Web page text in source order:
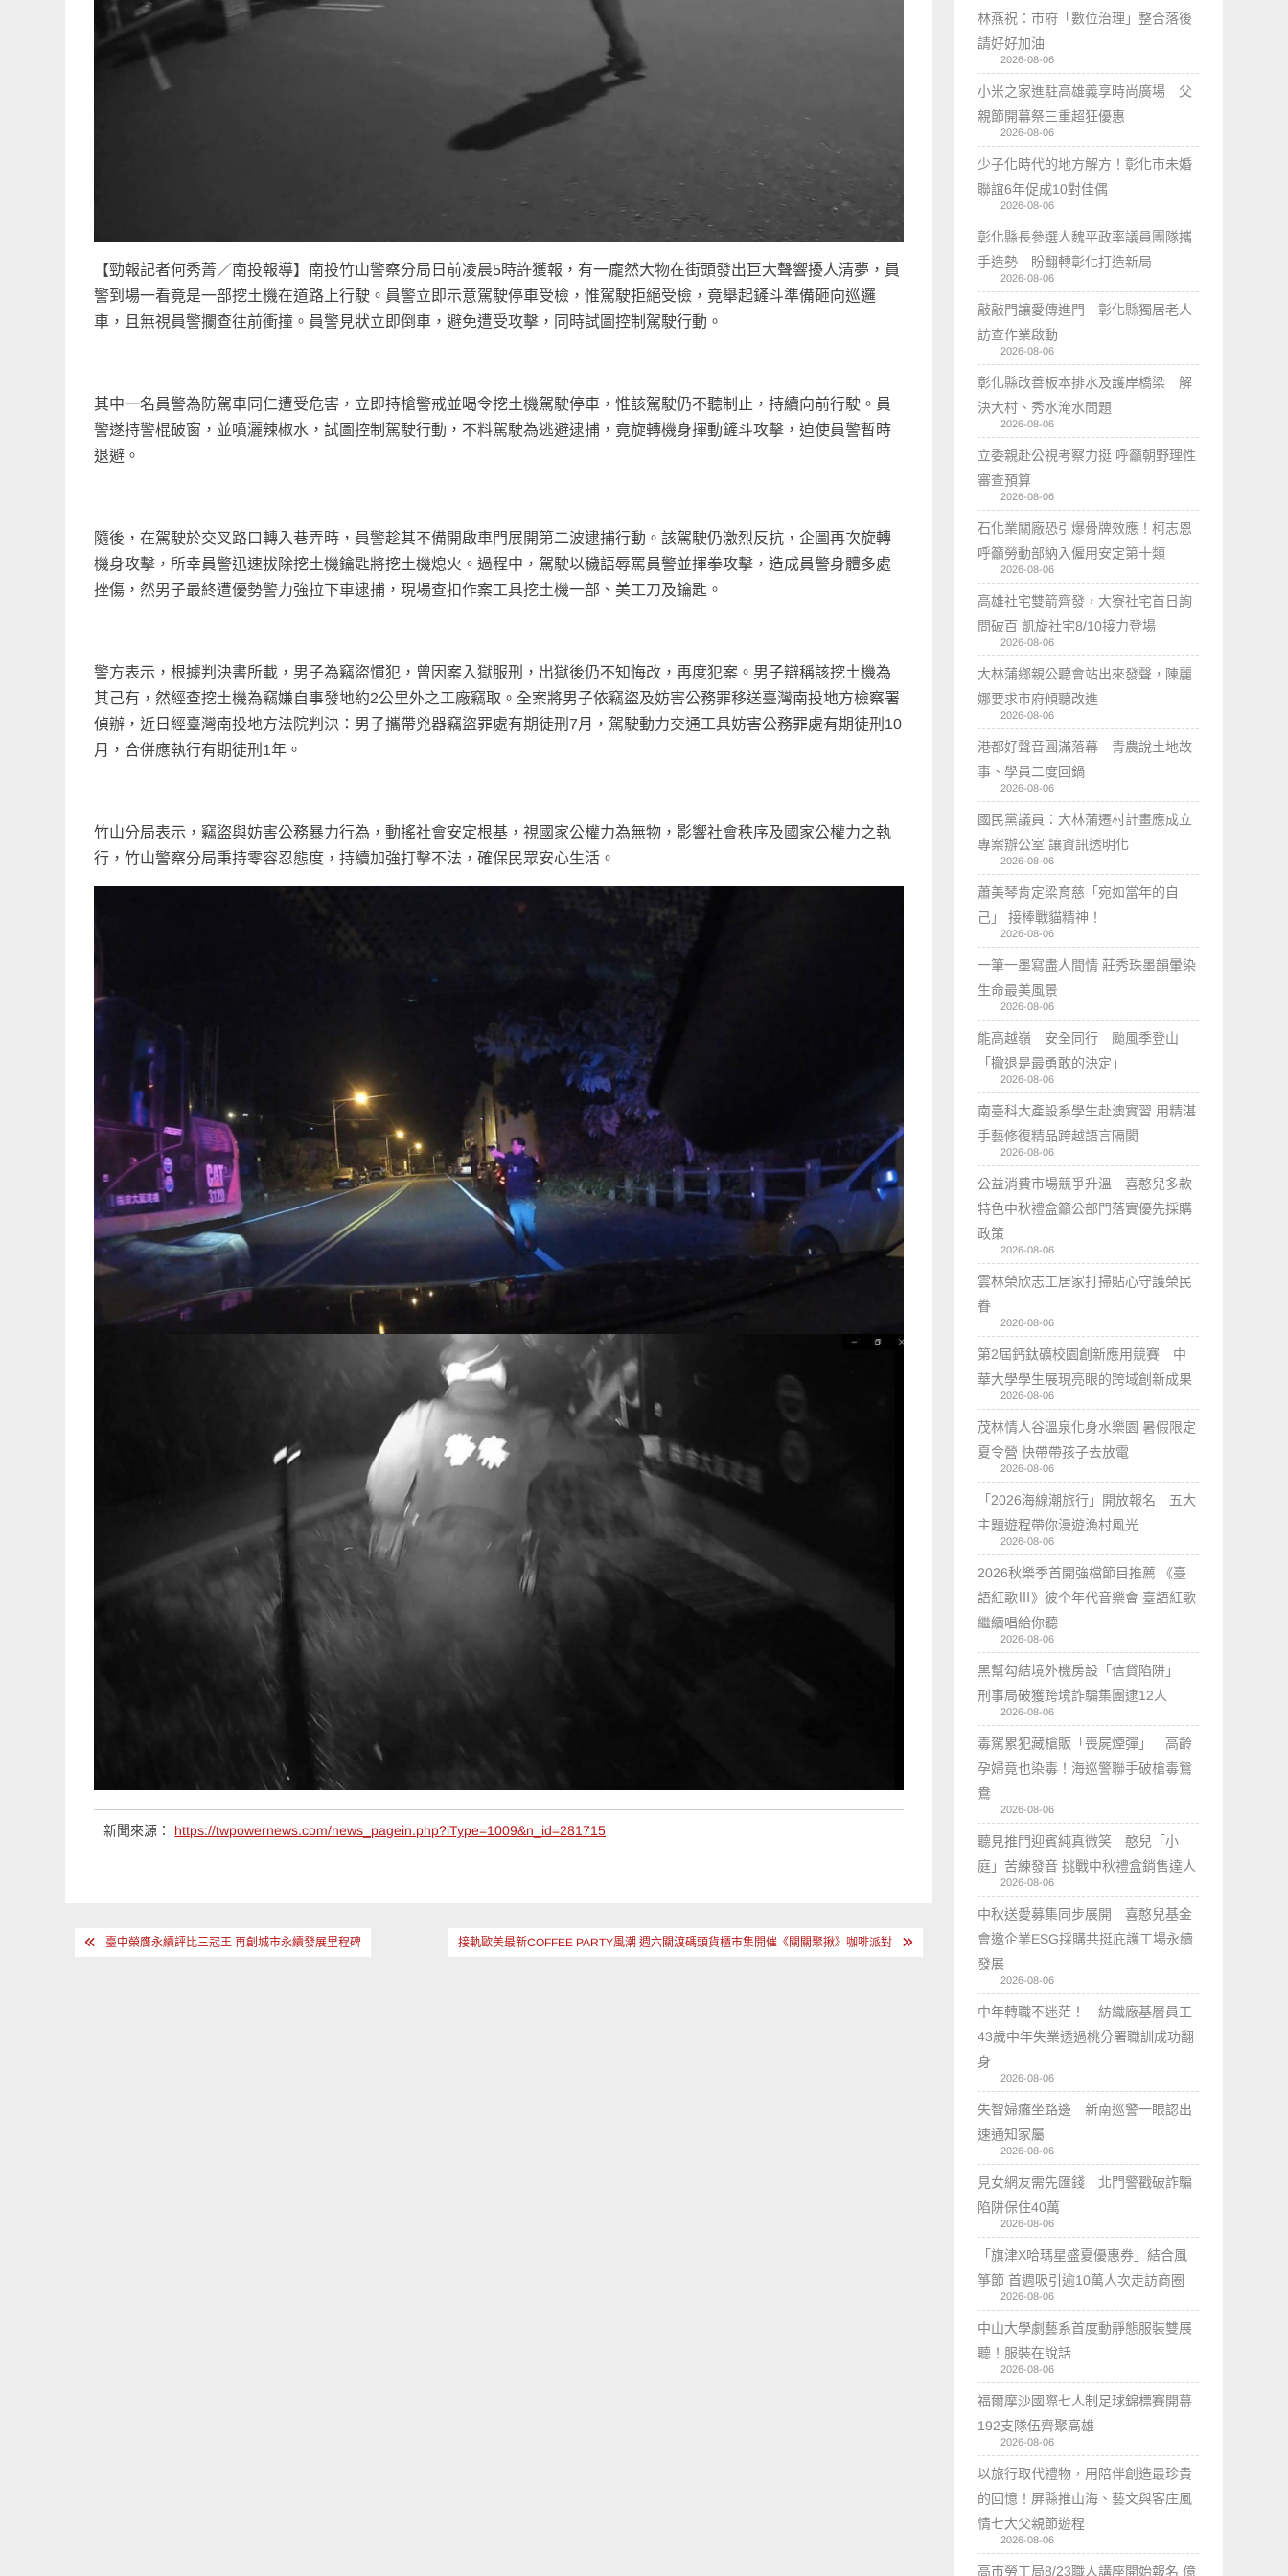
【勁報記者何秀菁／南投報導】南投竹山警察分局日前凌晨5時許獲報，有一龐然大物在街頭發出巨大聲響擾人清夢，員
警到場一看竟是一部挖土機在道路上行駛。員警立即示意駕駛停車受檢，惟駕駛拒絕受檢，竟舉起鏟斗準備砸向巡邏
車，且無視員警攔查往前衝撞。員警見狀立即倒車，避免遭受攻擊，同時試圖控制駕駛行動。
其中一名員警為防駕車同仁遭受危害，立即持槍警戒並喝令挖土機駕駛停車，惟該駕駛仍不聽制止，持續向前行駛。員
警遂持警棍破窗，並噴灑辣椒水，試圖控制駕駛行動，不料駕駛為逃避逮捕，竟旋轉機身揮動鏟斗攻擊，迫使員警暫時
退避。
隨後，在駕駛於交叉路口轉入巷弄時，員警趁其不備開啟車門展開第二波逮捕行動。該駕駛仍激烈反抗，企圖再次旋轉
機身攻擊，所幸員警迅速拔除挖土機鑰匙將挖土機熄火。過程中，駕駛以穢語辱罵員警並揮拳攻擊，造成員警身體多處
挫傷，然男子最終遭優勢警力強拉下車逮捕，現場查扣作案工具挖土機一部、美工刀及鑰匙。
警方表示，根據判決書所載，男子為竊盜慣犯，曾因案入獄服刑，出獄後仍不知悔改，再度犯案。男子辯稱該挖土機為
其己有，然經查挖土機為竊嫌自事發地約2公里外之工廠竊取。全案將男子依竊盜及妨害公務罪移送臺灣南投地方檢察署
偵辦，近日經臺灣南投地方法院判決：男子攜帶兇器竊盜罪處有期徒刑7月，駕駛動力交通工具妨害公務罪處有期徒刑10
月，合併應執行有期徒刑1年。
竹山分局表示，竊盜與妨害公務暴力行為，動搖社會安定根基，視國家公權力為無物，影響社會秩序及國家公權力之執
行，竹山警察分局秉持零容忍態度，持續加強打擊不法，確保民眾安心生活。
新聞來源： https://twpowernews.com/news_pagein.php?iType=1009&n_id=281715
文 臺中榮膺永續評比三冠王 再創城市永續發展里程碑 接軌歐美最新COFFEE PARTY風潮 週六關渡碼頭貨櫃市集開催《關關聚揪》咖啡派對
林燕祝：市府「數位治理」整合落後
請好好加油
2026-08-06
小米之家進駐高雄義享時尚廣場 父
親節開幕祭三重超狂優惠
2026-08-06
少子化時代的地方解方！彰化市未婚
聯誼6年促成10對佳偶
2026-08-06
彰化縣長參選人魏平政率議員團隊攜
手造勢 盼翻轉彰化打造新局
2026-08-06
敲敲門讓愛傳進門 彰化縣獨居老人
訪查作業啟動
2026-08-06
彰化縣改善板本排水及護岸橋梁 解
決大村、秀水淹水問題
2026-08-06
立委親赴公視考察力挺 呼籲朝野理性
審查預算
2026-08-06
石化業關廠恐引爆骨牌效應！柯志恩
呼籲勞動部納入僱用安定第十類
2026-08-06
高雄社宅雙箭齊發，大寮社宅首日詢
問破百 凱旋社宅8/10接力登場
2026-08-06
大林蒲鄉親公聽會站出來發聲，陳麗
娜要求市府傾聽改進
2026-08-06
港都好聲音圓滿落幕 青農說土地故
事、學員二度回鍋
2026-08-06
國民黨議員：大林蒲遷村計畫應成立
專案辦公室 讓資訊透明化
2026-08-06
蕭美琴肯定梁育慈「宛如當年的自
己」 接棒戰貓精神！
2026-08-06
一筆一墨寫盡人間情 莊秀珠墨韻暈染
生命最美風景
2026-08-06
能高越嶺 安全同行 颱風季登山
「撤退是最勇敢的決定」
2026-08-06
南臺科大產設系學生赴澳實習 用精湛
手藝修復精品跨越語言隔閡
2026-08-06
公益消費市場競爭升溫 喜憨兒多款
特色中秋禮盒籲公部門落實優先採購
政策
2026-08-06
雲林榮欣志工居家打掃貼心守護榮民
眷
2026-08-06
第2屆鈣鈦礦校園創新應用競賽 中
華大學學生展現亮眼的跨域創新成果
2026-08-06
茂林情人谷溫泉化身水樂園 暑假限定
夏令營 快帶帶孩子去放電
2026-08-06
「2026海線潮旅行」開放報名 五大
主題遊程帶你漫遊漁村風光
2026-08-06
2026秋樂季首開強檔節目推薦 《臺
語紅歌Ⅲ》彼个年代音樂會 臺語紅歌
繼續唱給你聽
2026-08-06
黑幫勾結境外機房設「信貸陷阱」
刑事局破獲跨境詐騙集團逮12人
2026-08-06
毒駕累犯藏槍販「喪屍煙彈」 高齡
孕婦竟也染毒！海巡警聯手破槍毒鴛
鴦
2026-08-06
聽見推門迎賓純真微笑 憨兒「小
庭」苦練發音 挑戰中秋禮盒銷售達人
2026-08-06
中秋送愛募集同步展開 喜憨兒基金
會邀企業ESG採購共挺庇護工場永續
發展
2026-08-06
中年轉職不迷茫！ 紡織廠基層員工
43歲中年失業透過桃分署職訓成功翻
身
2026-08-06
失智婦癱坐路邊 新南巡警一眼認出
速通知家屬
2026-08-06
見女網友需先匯錢 北門警戳破詐騙
陷阱保住40萬
2026-08-06
「旗津X哈瑪星盛夏優惠券」結合風
箏節 首週吸引逾10萬人次走訪商圈
2026-08-06
中山大學劇藝系首度動靜態服裝雙展
聽！服裝在說話
2026-08-06
福爾摩沙國際七人制足球錦標賽開幕
192支隊伍齊聚高雄
2026-08-06
以旅行取代禮物，用陪伴創造最珍貴
的回憶！屏縣推山海、藝文與客庄風
情七大父親節遊程
2026-08-06
高市勞工局8/23職人講座開始報名 億